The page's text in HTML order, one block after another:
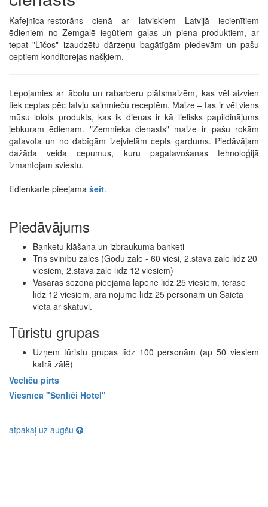
Kafejnīca-restorāns cienā ar latviskiem Latvijā iecienītiem
ēdieniem no Zemgalē iegūtiem gaļas un piena produktiem, ar
tepat "Līčos" izaudzētu dārzeņu bagātīgām piedevām un pašu
ceptiem konditorejas našķiem.
Lepojamies ar ābolu un rabarberu plātsmaizēm, kas vēl aizvien
tiek ceptas pēc latvju saimnieču receptēm. Maize – tas ir vēl viens
mūsu lolots produkts, kas ik dienas ir kā lielisks papildinājums
jebkuram ēdienam. "Zemnieka cienasts" maize ir pašu rokām
gatavota un no dabīgām izejvielām cepts gardums. Piedāvājam
dažāda veida cepumus, kuru pagatavošanas tehnoloģijā
izmantojam sviestu.
Ēdienkarte pieejama šeit.
Piedāvājums
Banketu klāšana un izbraukuma banketi
Trīs svinību zāles (Godu zāle - 60 viesi, 2.stāva zāle līdz 20
viesiem, 2.stāva zāle līdz 12 viesiem)
Vasaras sezonā pieejama lapene līdz 25 viesiem, terase
līdz 12 viesiem, āra nojume līdz 25 personām un Saieta
vieta ar skatuvi.
Tūristu grupas
Uzņem tūristu grupas līdz 100 personām (ap 50 viesiem
katrā zālē)
Veclīču pirts
Viesnīca "Senlīči Hotel"
atpakaļ uz augšu